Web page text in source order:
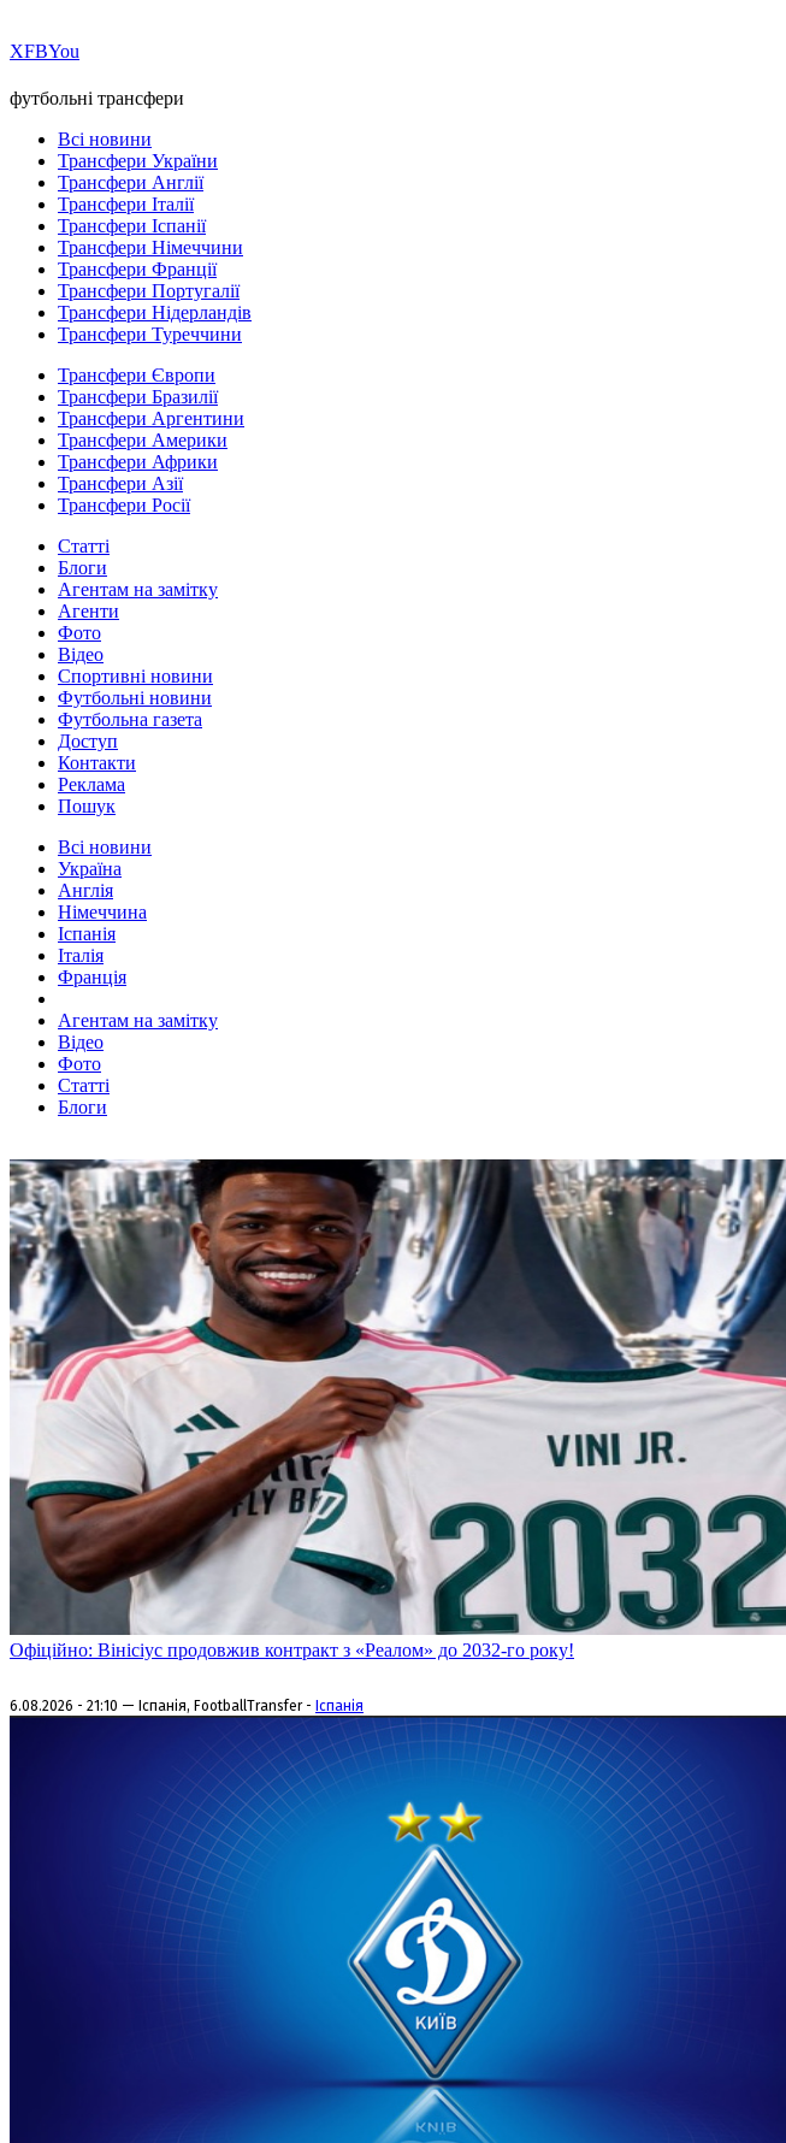
ХFBYou
футбольні трансфери
Всі новини
Трансфери України
Трансфери Англії
Трансфери Італії
Трансфери Іспанії
Трансфери Німеччини
Трансфери Франції
Трансфери Португалії
Трансфери Нідерландів
Трансфери Туреччини
Трансфери Європи
Трансфери Бразилії
Трансфери Аргентини
Трансфери Америки
Трансфери Африки
Трансфери Азії
Трансфери Росії
Статті
Блоги
Агентам на замітку
Агенти
Фото
Відео
Спортивні новини
Футбольні новини
Футбольна газета
Доступ
Контакти
Реклама
Пошук
Всі новини
Україна
Англія
Німеччина
Іспанія
Італія
Франція
Агентам на замітку
Відео
Фото
Статті
Блоги
Офіційно: Вінісіус продовжив контракт з «Реалом» до 2032-го року!
6.08.2026 - 21:10 — Іспанія, FootballTransfer - Іспанія